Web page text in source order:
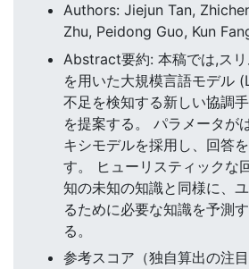
Authors: Jiejun Tan,
Zhu, Peidong Guo, Kun
Abstract要約: 本稿では,ス
を用いた大規模言語モデル
不足を検知する新しい協調
を提案する。 パラメータが
キシモデルを採用し、回答
す。 ヒューリスティックな
知の未知の知識と同様に、
るために必要な知識を予測
る。
参考スコア（独自算出の注